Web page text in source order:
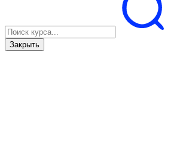
Закрыть